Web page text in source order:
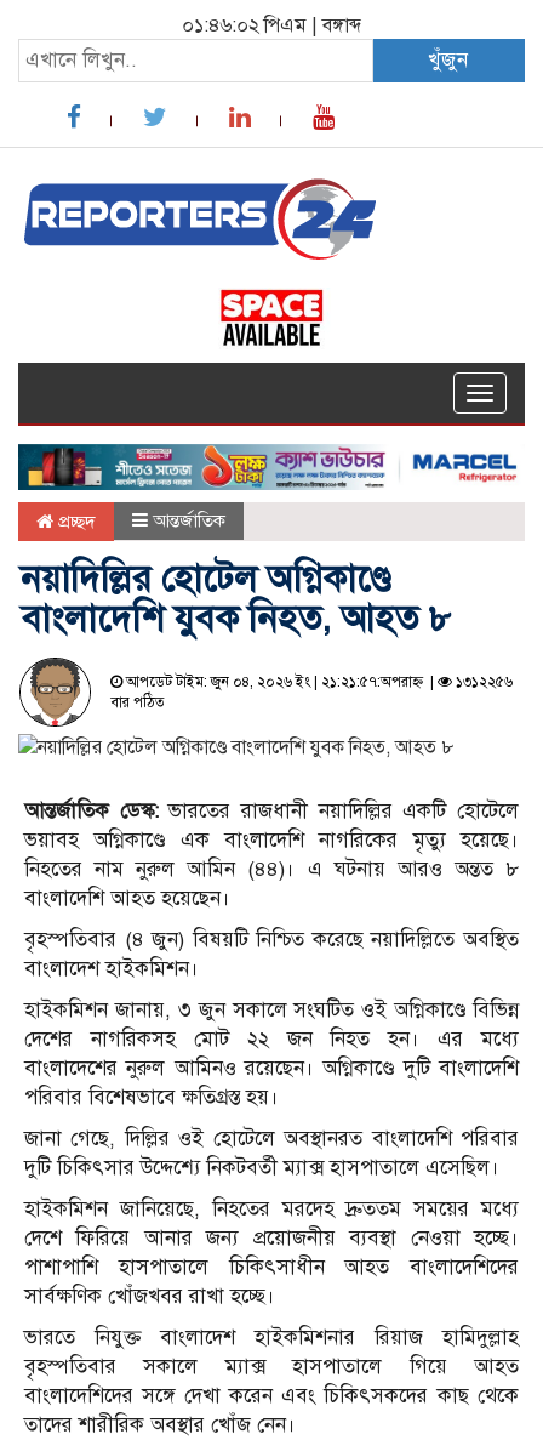
০১:৪৬:০৩ পিএম |বঙ্গাব্দ
খুঁজুন
Toggle
প্রচ্ছদ আন্তর্জাতিক
নয়াদিল্লির হোটেল অগ্নিকাণ্ডে
বাংলাদেশি যুবক নিহত, আহত ৮
আপডেট টাইম: জুন ০৪, ২০২৬ ইং | ২১:২১:৫৭:অপরাহ্ন |
১৩১২২৫৬
বার পঠিত
আন্তর্জাতিক ডেস্ক:ভারতের রাজধানী নয়াদিল্লির একটি হোটেলে
ভয়াবহ অগ্নিকাণ্ডে এক বাংলাদেশি নাগরিকের মৃত্যু হয়েছে।
নিহতের নাম নুরুল আমিন (৪৪)। এ ঘটনায় আরও অন্তত ৮
বাংলাদেশি আহত হয়েছেন।
বৃহস্পতিবার (৪ জুন) বিষয়টি নিশ্চিত করেছে নয়াদিল্লিতে অবস্থিত
বাংলাদেশ হাইকমিশন।
হাইকমিশন জানায়, ৩ জুন সকালে সংঘটিত ওই অগ্নিকাণ্ডে বিভিন্ন
দেশের নাগরিকসহ মোট ২২ জন নিহত হন। এর মধ্যে
বাংলাদেশের নুরুল আমিনও রয়েছেন। অগ্নিকাণ্ডে দুটি বাংলাদেশি
পরিবার বিশেষভাবে ক্ষতিগ্রস্ত হয়।
জানা গেছে, দিল্লির ওই হোটেলে অবস্থানরত বাংলাদেশি পরিবার
দুটি চিকিৎসার উদ্দেশ্যে নিকটবর্তী ম্যাক্স হাসপাতালে এসেছিল।
হাইকমিশন জানিয়েছে, নিহতের মরদেহ দ্রুততম সময়ের মধ্যে
দেশে ফিরিয়ে আনার জন্য প্রয়োজনীয় ব্যবস্থা নেওয়া হচ্ছে।
পাশাপাশি হাসপাতালে চিকিৎসাধীন আহত বাংলাদেশিদের
সার্বক্ষণিক খোঁজখবর রাখা হচ্ছে।
ভারতে নিযুক্ত বাংলাদেশ হাইকমিশনার রিয়াজ হামিদুল্লাহ
বৃহস্পতিবার সকালে ম্যাক্স হাসপাতালে গিয়ে আহত
বাংলাদেশিদের সঙ্গে দেখা করেন এবং চিকিৎসকদের কাছ থেকে
তাদের শারীরিক অবস্থার খোঁজ নেন।